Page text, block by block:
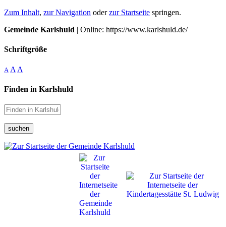
Zum Inhalt, zur Navigation oderzur Startseite springen.
Gemeinde Karlshuld | Online: https://www.karlshuld.de/
Schriftgröße
A A A
Finden in Karlshuld
suchen